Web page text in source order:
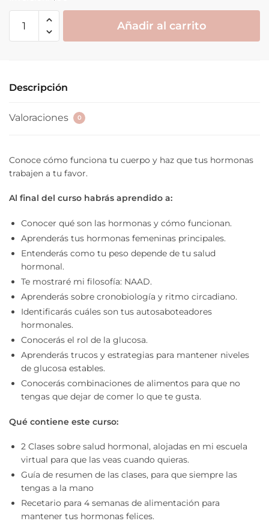
Hormonas
para
Añadir al carrito
Descripción
Valoraciones 0
Conoce cómo funciona tu cuerpo y haz que tus hormonas
trabajen a tu favor.
Al final del curso habrás aprendido a:
Conocer qué son las hormonas y cómo funcionan.
Aprenderás tus hormonas femeninas principales.
Entenderás como tu peso depende de tu salud
hormonal.
Te mostraré mi filosofía: NAAD.
Aprenderás sobre cronobiología y ritmo circadiano.
Identificarás cuáles son tus autosaboteadores
hormonales.
Conocerás el rol de la glucosa.
Aprenderás trucos y estrategias para mantener niveles
de glucosa estables.
Conocerás combinaciones de alimentos para que no
tengas que dejar de comer lo que te gusta.
Qué contiene este curso:
2 Clases sobre salud hormonal, alojadas en mi escuela
virtual para que las veas cuando quieras.
Guía de resumen de las clases, para que siempre las
tengas a la mano
Recetario para 4 semanas de alimentación para
mantener tus hormonas felices.